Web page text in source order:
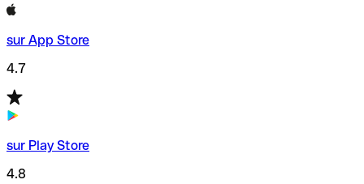
sur App Store
4.7
sur Play Store
4.8